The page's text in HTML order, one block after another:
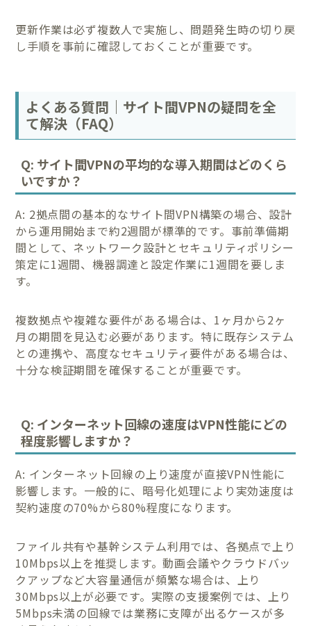
更新作業は必ず複数人で実施し、問題発生時の切り戻
し手順を事前に確認しておくことが重要です。
よくある質問｜サイト間VPNの疑問を全
て解決（FAQ）
Q: サイト間VPNの平均的な導入期間はどのくら
いですか？
A: 2拠点間の基本的なサイト間VPN構築の場合、設計
から運用開始まで約2週間が標準的です。事前準備期
間として、ネットワーク設計とセキュリティポリシー
策定に1週間、機器調達と設定作業に1週間を要しま
す。
複数拠点や複雑な要件がある場合は、1ヶ月から2ヶ
月の期間を見込む必要があります。特に既存システム
との連携や、高度なセキュリティ要件がある場合は、
十分な検証期間を確保することが重要です。
Q: インターネット回線の速度はVPN性能にどの
程度影響しますか？
A: インターネット回線の上り速度が直接VPN性能に
影響します。一般的に、暗号化処理により実効速度は
契約速度の70%から80%程度になります。
ファイル共有や基幹システム利用では、各拠点で上り
10Mbps以上を推奨します。動画会議やクラウドバッ
クアップなど大容量通信が頻繁な場合は、上り
30Mbps以上が必要です。実際の支援案例では、上り
5Mbps未満の回線では業務に支障が出るケースが多